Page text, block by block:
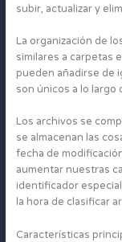
subir, actualizar y
La organización de
similares a carpetas
pueden añadirse de
son únicos a lo largo
Los archivos se
se almacenan las
fecha de
aumentar nuestras
identificador
la hora de clasificar
Características